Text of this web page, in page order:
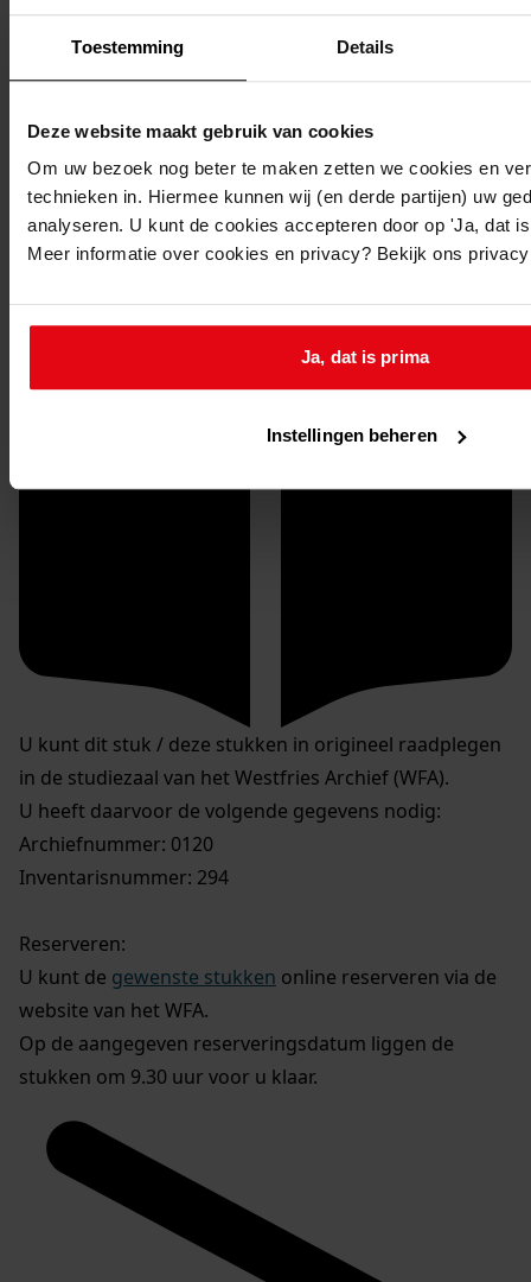
Toestemming Details
Deze website maakt gebruik van cookies
Om uw bezoek nog beter te maken zetten we cookies en
technieken in. Hiermee kunnen wij (en derde partijen) uw
analyseren. U kunt de cookies accepteren door op 'Ja, dat
Meer informatie over cookies en privacy? Bekijk ons
Ja, dat is prima
Instellingen beheren
Inventaris
4. Bestuur (Regering)
werden opgetekend van 1 januari 1577 tot 1 januari
1794
U kunt dit stuk / deze stukken in origineel raadplegen
in de studiezaal van het Westfries Archief (WFA).
U heeft daarvoor de volgende gegevens nodig:
Archiefnummer: 0120
Inventarisnummer: 294
Reserveren:
U kunt de gewenste stukken online reserveren via de
website van het WFA.
Op de aangegeven reserveringsdatum liggen de
stukken om 9.30 uur voor u klaar.